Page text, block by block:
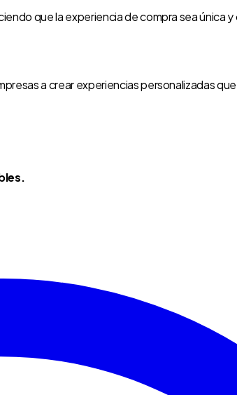
que la experiencia de compra sea única y
a crear experiencias personalizadas